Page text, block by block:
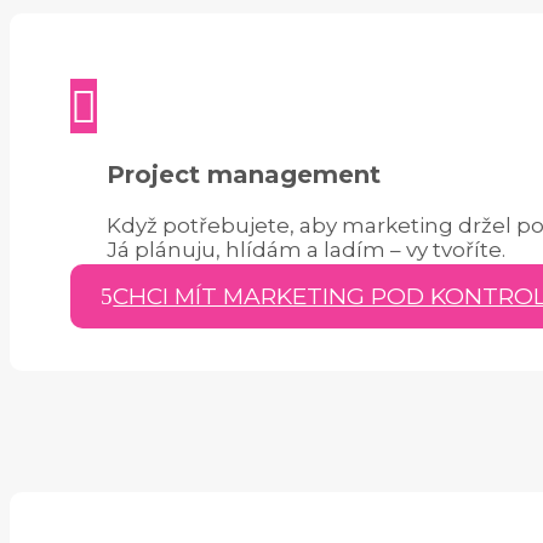

Project management
Když potřebujete, aby marketing držel
Já plánuju, hlídám a ladím – vy tvoříte.
CHCI MÍT MARKETING POD